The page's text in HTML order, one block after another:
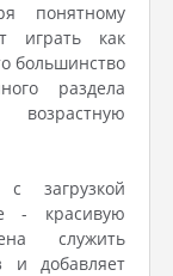
понятному
играть как
большинство
раздела
загрузкой
- красивую
служить
и добавляет